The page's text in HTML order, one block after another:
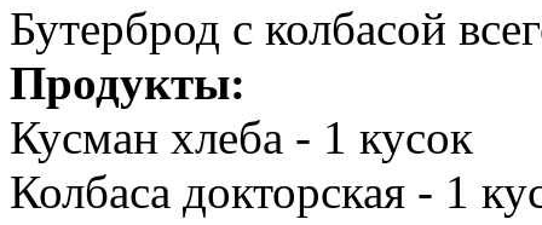
Бутерброд с колбасой
Продукты:
Кусман хлеба - 1 кусок
Колбаса докторская - 1